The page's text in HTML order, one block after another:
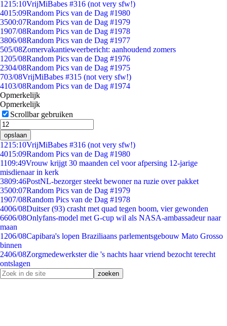
1215:10VrijMiBabes #316 (not very sfw!)
4015:09Random Pics van de Dag #1980
3500:07Random Pics van de Dag #1979
1907/08Random Pics van de Dag #1978
3806/08Random Pics van de Dag #1977
505/08Zomervakantieweerbericht: aanhoudend zomers
1205/08Random Pics van de Dag #1976
2304/08Random Pics van de Dag #1975
703/08VrijMiBabes #315 (not very sfw!)
4103/08Random Pics van de Dag #1974
Opmerkelijk
Opmerkelijk
Scrollbar gebruiken
opslaan
1215:10VrijMiBabes #316 (not very sfw!)
4015:09Random Pics van de Dag #1980
1109:49Vrouw krijgt 30 maanden cel voor afpersing 12-jarige
misdienaar in kerk
3809:46PostNL-bezorger steekt bewoner na ruzie over pakket
3500:07Random Pics van de Dag #1979
1907/08Random Pics van de Dag #1978
4006/08Duitser (93) crasht met quad tegen boom, vier gewonden
6606/08Onlyfans-model met G-cup wil als NASA-ambassadeur naar
maan
1206/08Capibara's lopen Braziliaans parlementsgebouw Mato Grosso
binnen
2406/08Zorgmedewerkster die 's nachts haar vriend bezocht terecht
ontslagen